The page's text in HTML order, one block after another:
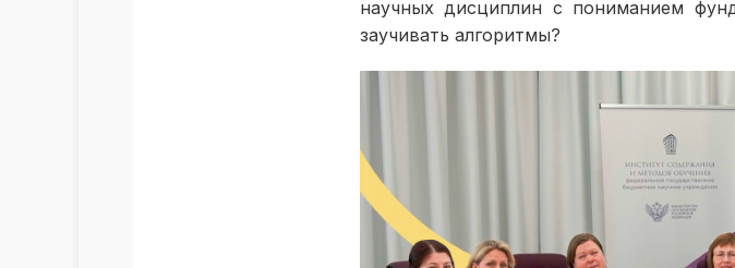
научных дисциплин с пониманием
заучивать алгоритмы?